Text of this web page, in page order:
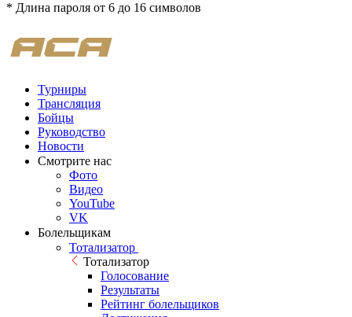
* Длина пароля от 6 до 16 символов
Турниры
Трансляция
Бойцы
Руководство
Новости
Смотрите нас
Фото
Видео
YouTube
VK
Болельщикам
Тотализатор
Тотализатор
Голосование
Результаты
Рейтинг болельщиков